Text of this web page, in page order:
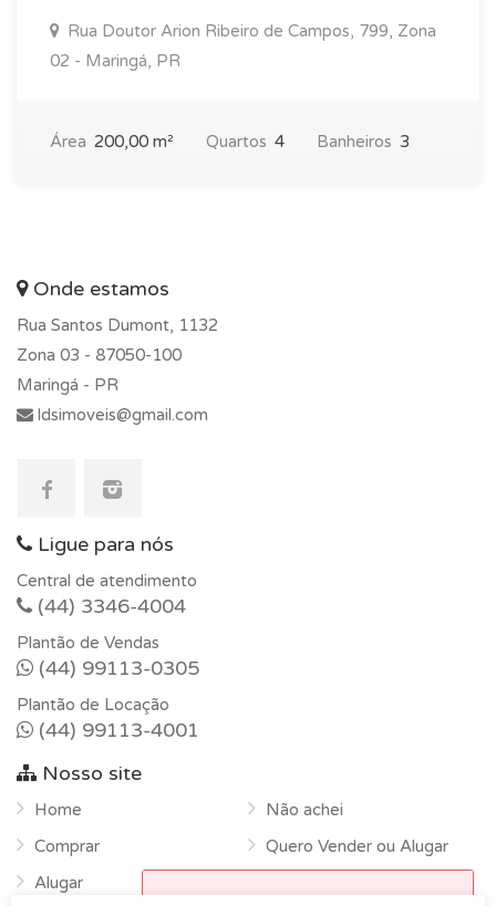
Rua Doutor Arion Ribeiro de Campos, 799, Zona
02 - Maringá, PR
Área 200,00 m² Quartos 4 Banheiros 3
Onde estamos
Rua Santos Dumont, 1132
Zona 03 - 87050-100
Maringá - PR
ldsimoveis@gmail.com
Ligue para nós
Central de atendimento
(44) 3346-4004
Plantão de Vendas
(44) 99113-0305
Plantão de Locação
(44) 99113-4001
Nosso site
Home
Comprar
Alugar
Não achei
Quero Vender ou Alugar